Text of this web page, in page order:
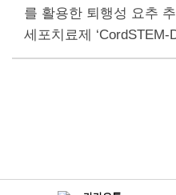
를 활용한 퇴행성 요추
세포치료제 ‘CordSTEM-
으로 마쳤다. 2022년 4